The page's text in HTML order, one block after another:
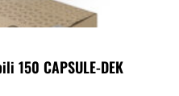
150 CAPSULE-DEK